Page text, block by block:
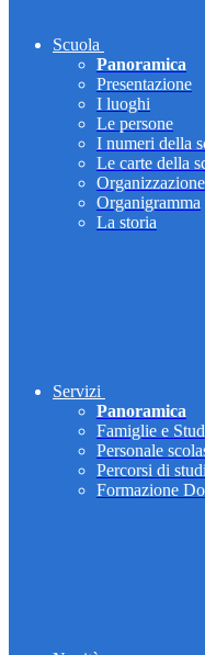
Scuola
Panoramica
Presentazione
I luoghi
Le persone
I numeri della
Le carte della
Organizzazione
Organigramma
La storia
Servizi
Panoramica
Famiglie e
Personale
Percorsi di
Formazione